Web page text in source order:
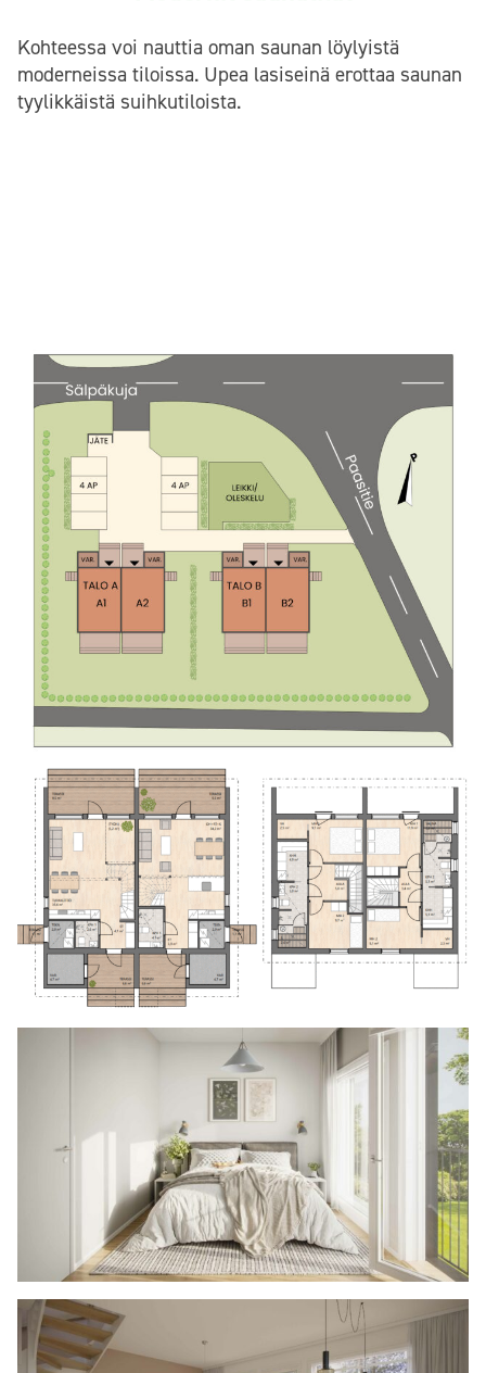
Kohteessa voi nauttia oman saunan löylyistä
moderneissa tiloissa. Upea lasiseinä erottaa saunan
tyylikkäistä suihkutiloista.